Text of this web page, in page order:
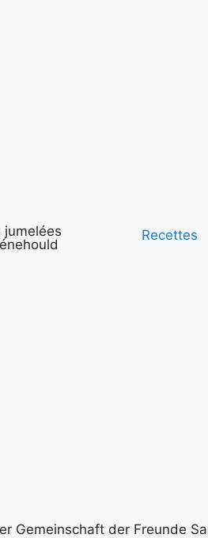
jumelées
Recettes
Gemeinschaft der Freunde